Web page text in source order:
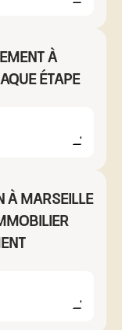
à
étape
à Marseille